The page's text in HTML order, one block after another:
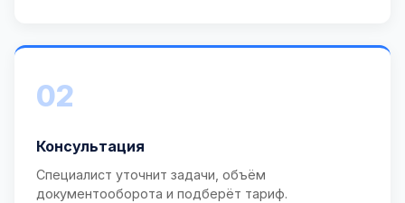
02
Консультация
Специалист уточнит задачи, объём
документооборота и подберёт тариф.